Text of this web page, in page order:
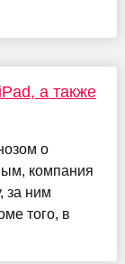
а также
о
компания
за ним
того, в